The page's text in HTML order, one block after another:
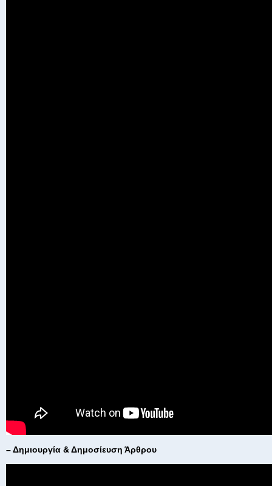
– Δημιουργία & Δημοσίευση Άρθρου